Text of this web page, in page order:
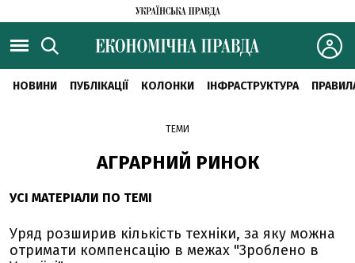
НОВИНИ ПУБЛІКАЦІЇ КОЛОНКИ ІНФРАСТРУКТУРА
ТЕМИ
АГРАРНИЙ РИНОК
УСІ МАТЕРІАЛИ ПО ТЕМІ
Уряд розширив кількість техніки, за яку можна
отримати компенсацію в межах "Зроблено в